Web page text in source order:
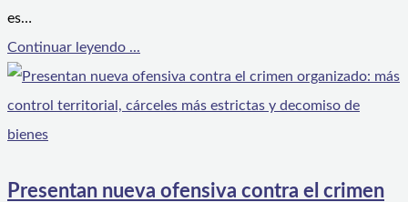
es…
Continuar leyendo ...
Presentan nueva ofensiva contra el crimen